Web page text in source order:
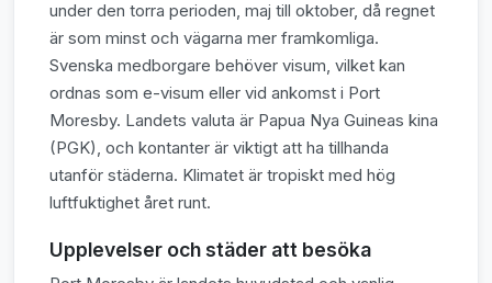
under den torra perioden, maj till oktober, då regnet
är som minst och vägarna mer framkomliga.
Svenska medborgare behöver visum, vilket kan
ordnas som e-visum eller vid ankomst i Port
Moresby. Landets valuta är Papua Nya Guineas kina
(PGK), och kontanter är viktigt att ha tillhanda
utanför städerna. Klimatet är tropiskt med hög
luftfuktighet året runt.
Upplevelser och städer att besöka